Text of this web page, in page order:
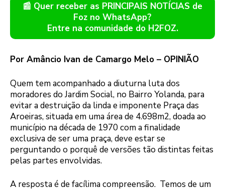
📰 Quer receber as PRINCIPAIS NOTÍCIAS de
Foz no WhatsApp?
Entre na comunidade do H2FOZ.
Por Amâncio Ivan de Camargo Melo – OPINIÃO
Quem tem acompanhado a diuturna luta dos
moradores do Jardim Social, no Bairro Yolanda, para
evitar a destruição da linda e imponente Praça das
Aroeiras, situada em uma área de 4.698m2, doada ao
município na década de 1970 com a finalidade
exclusiva de ser uma praça, deve estar se
perguntando o porquê de versões tão distintas feitas
pelas partes envolvidas.
A resposta é de facílima compreensão. Temos de um